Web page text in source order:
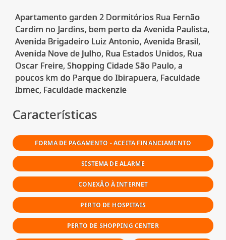
Apartamento garden 2 Dormitórios Rua Fernão
Cardim no Jardins, bem perto da Avenida Paulista,
Avenida Brigadeiro Luiz Antonio, Avenida Brasil,
Avenida Nove de Julho, Rua Estados Unidos, Rua
Oscar Freire, Shopping Cidade São Paulo, a
poucos km do Parque do Ibirapuera, Faculdade
Ibmec, Faculdade mackenzie
Características
FORMA DE PAGAMENTO - ACEITA FINANCIAMENTO
SISTEMA DE ALARME
CONEXÃO À INTERNET
PERTO DE HOSPITAIS
PERTO DE SHOPPING CENTER